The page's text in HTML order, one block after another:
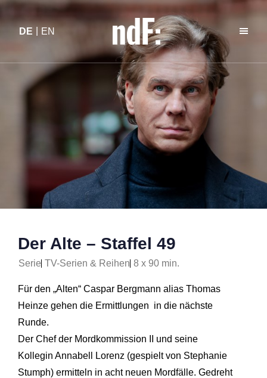
DE EN
Der Alte – Staffel 49
Serie TV-Serien & Reihen 8 x 90 min.
Für den „Alten“ Caspar Bergmann alias Thomas
Heinze gehen die Ermittlungen in die nächste
Runde.
Der Chef der Mordkommission II und seine
Kollegin Annabell Lorenz (gespielt von Stephanie
Stumph) ermitteln in acht neuen Mordfälle. Gedreht